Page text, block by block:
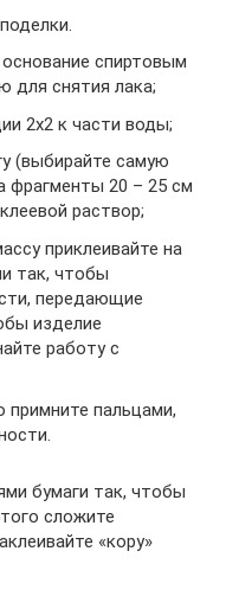
спиртовым
для снятия лака;
2х2 к части воды;
(выбирайте самую
фрагменты 20 – 25 см
раствор;
приклеивайте на
так, чтобы
передающие
изделие
работу с
примните пальцами,
бумаги так, чтобы
сложите
«кору»